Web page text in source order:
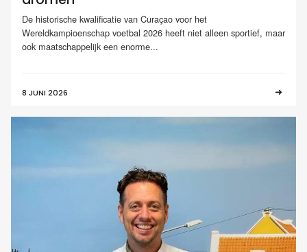
De historische kwalificatie van Curaçao voor het
Wereldkampioenschap voetbal 2026 heeft niet alleen sportief, maar
ook maatschappelijk een enorme...
8 JUNI 2026